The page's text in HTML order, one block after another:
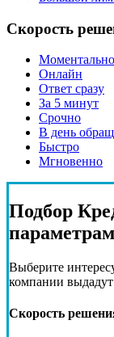
Скорость
Моментально
Онлайн
Ответ сразу
За 5 минут
Срочно
В день
Быстро
Мгновенно
Подбор
параметрам
Выберите
компании
Скорость